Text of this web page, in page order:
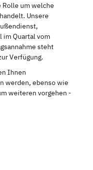
um welche
Unsere
im Quartal vom
steht
Verfügung.
Ihnen
werden, ebenso wie
weiteren vorgehen -